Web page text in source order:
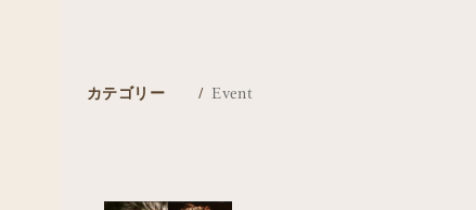
カテゴリー Event